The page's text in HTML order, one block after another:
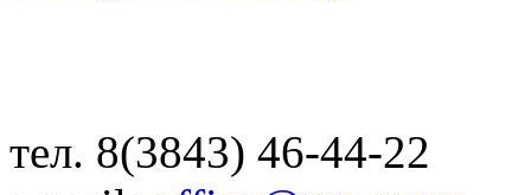
тел. 8(3843) 46-44-22